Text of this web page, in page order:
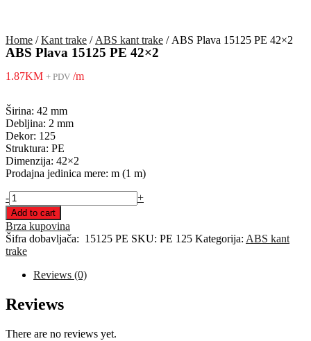
Home /Kant trake / ABS kant trake / ABS Plava 15125 PE 42×2
ABS Plava 15125 PE 42×2
1.87KM + PDV /m
Širina: 42 mm
Debljina: 2 mm
Dekor: 125
Struktura: PE
Dimenzija: 42×2
Prodajna jedinica mere: m (1 m)
ABS
Plava
15125
PE
42x2
quantity
- +
Add to cart
Brza kupovina
Šifra dobavljača: 15125 PE SKU: PE 125 Kategorija: ABS kant
trake
Reviews (0)
Reviews
There are no reviews yet.